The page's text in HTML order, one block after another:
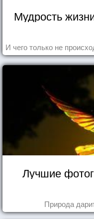
Мудрость
И чего только не
Лучшие
Природа